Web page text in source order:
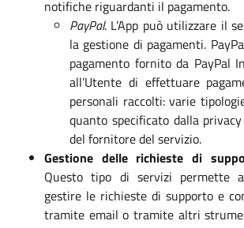
notifiche riguardanti il pagamento.
PayPal. L’App può utilizzare il
la gestione di pagamenti.
pagamento fornito da PayPal
all’Utente di effettuare
personali raccolti: varie
quanto specificato dalla
del fornitore del servizio.
Gestione delle richieste di
Questo tipo di servizi permette
gestire le richieste di supporto e
tramite email o tramite altri